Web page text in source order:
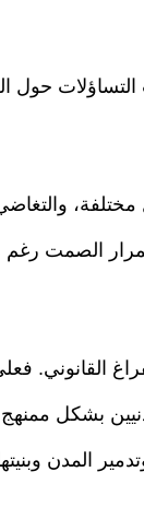
التساؤلات حول
الصمت رغم
القانوني.
بشكل
المدن وبنيتها